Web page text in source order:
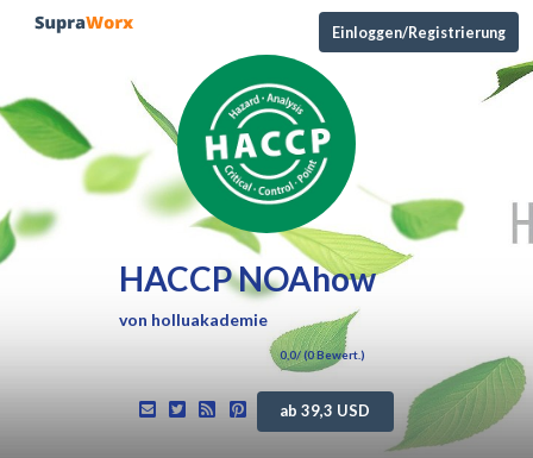
Einloggen/Registrierung
HACCP NOAhow
von holluakademie
0,0/ (0Bewert.)
ab 39,3 USD